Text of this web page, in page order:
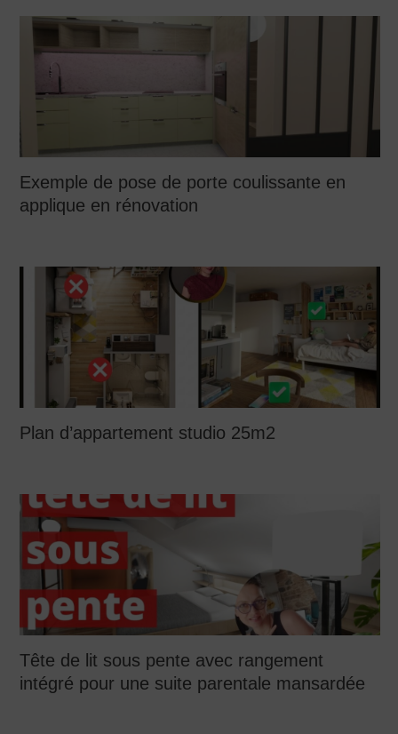
Exemple de pose de porte coulissante en
applique en rénovation
Plan d’appartement studio 25m2
Tête de lit sous pente avec rangement
intégré pour une suite parentale mansardée